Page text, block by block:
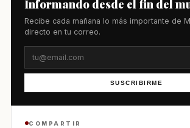
Informando desde el fin del
Recibe cada mañana lo más importante de
directo en tu correo.
SUSCRIBIRME
COMPARTIR